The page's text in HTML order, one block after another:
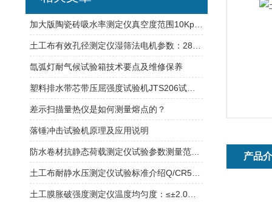
产品
氙弧灯耐气候试验箱技术要点及维修保养
差示扫描量热仪是如何测量熔点的？
落锤冲击试验机原理及应用说明